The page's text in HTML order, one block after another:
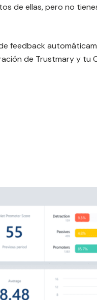
de ellas, pero no
feedback
de Trustmary y tu